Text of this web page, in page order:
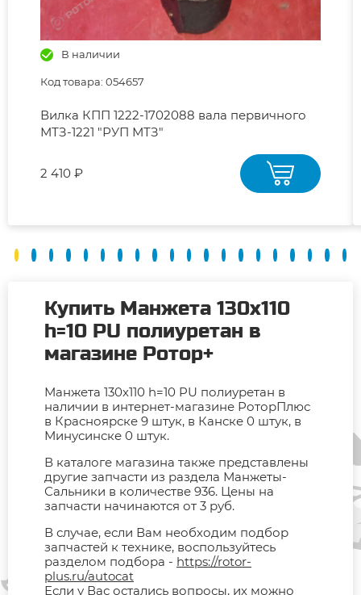
В наличии
Код товара: 054657
Вилка КПП 1222-1702088 вала первичного
МТЗ-1221 "РУП МТЗ"
2 410 ₽
Купить Манжета 130х110
h=10 PU полиуретан в
магазине Ротор+
Манжета 130х110 h=10 PU полиуретан в
наличии в интернет-магазине РоторПлюс
в Красноярске 9 штук, в Канске 0 штук, в
Минусинске 0 штук.
В каталоге магазина также представлены
другие запчасти из раздела Манжеты-
Сальники в количестве 936. Цены на
запчасти начинаются от 3 руб.
В случае, если Вам необходим подбор
запчастей к технике, воспользуйтесь
разделом подбора - https://rotor-
plus.ru/autocat
Если у Вас остались вопросы, их можно